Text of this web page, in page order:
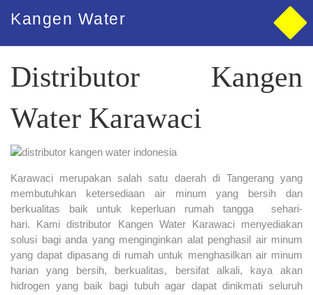
Kangen Water
Kangen Water Karawaci
Distributor Kangen
Water Karawaci
Karawaci merupakan salah satu daerah di Tangerang yang
membutuhkan ketersediaan air minum yang bersih dan
berkualitas baik untuk keperluan rumah tangga sehari-
hari. Kami distributor Kangen Water Karawaci menyediakan
solusi bagi anda yang menginginkan alat penghasil air minum
yang dapat dipasang di rumah untuk menghasilkan air minum
harian yang bersih, berkualitas, bersifat alkali, kaya akan
hidrogen yang baik bagi tubuh agar dapat dinikmati seluruh